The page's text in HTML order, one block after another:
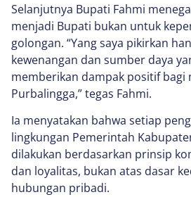
Selanjutnya Bupati Fahmi
menjadi Bupati bukan untuk
golongan. “Yang saya pikirkan
kewenangan dan sumber daya
memberikan dampak positif bagi
Purbalingga,” tegas Fahmi.
Ia menyatakan bahwa setiap
lingkungan Pemerintah
dilakukan berdasarkan prinsip
dan loyalitas, bukan atas dasar
hubungan pribadi.